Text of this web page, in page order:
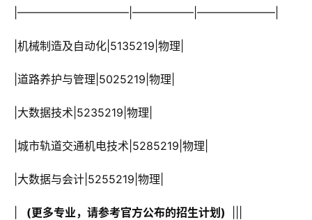
|——————————|—————–|———————|
|机械制造及自动化|5135219|物理|
|道路养护与管理|5025219|物理|
|大数据技术|5235219|物理|
|城市轨道交通机电技术|5285219|物理|
|大数据与会计|5255219|物理|
  (更多专业，请参考官方公布的招生计划)